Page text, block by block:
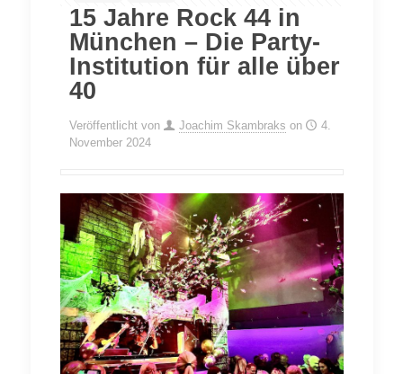
15 Jahre Rock 44 in
München – Die Party-
Institution für alle über
40
Veröffentlicht von Joachim Skambraks on
4.
November 2024